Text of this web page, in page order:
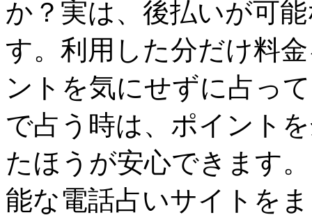
か？実は、後払いが可
す。利用した分だけ料
ントを気にせずに占っ
で占う時は、ポイント
たほうが安心できます
能な電話占いサイトを